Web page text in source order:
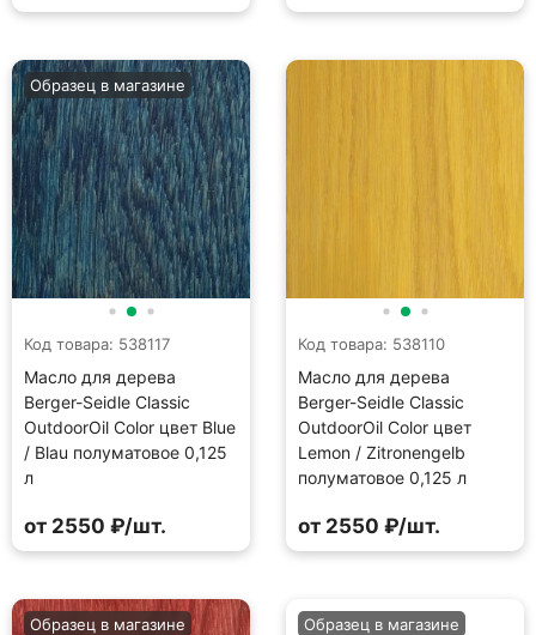
Код товара: 538117
Масло для дерева
Berger-Seidle Classic
OutdoorOil Color цвет Blue
/ Blau полуматовое 0,125
л
Образец в магазине
от 2550 ₽/шт.
Код товара: 538110
Масло для дерева
Berger-Seidle Classic
OutdoorOil Color цвет
Lemon / Zitronengelb
полуматовое 0,125 л
от 2550 ₽/шт.
Образец в магазине Образец в магазине